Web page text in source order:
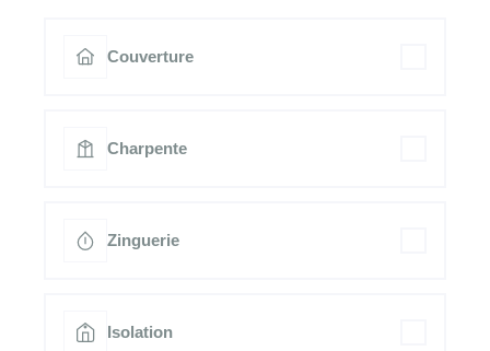
Couverture
Charpente
Zinguerie
Isolation